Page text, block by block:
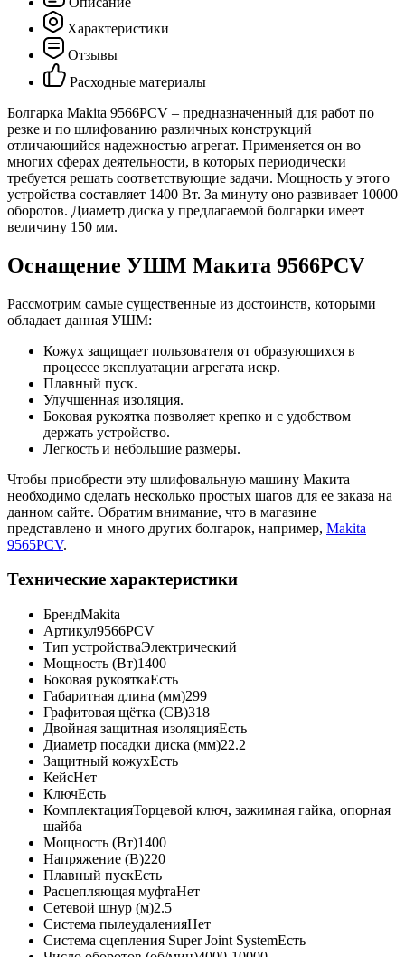
Характеристики
Отзывы
Расходные материалы
Болгарка Makita 9566PCV – предназначенный для работ по
резке и по шлифованию различных конструкций
отличающийся надежностью агрегат. Применяется он во
многих сферах деятельности, в которых периодически
требуется решать соответствующие задачи. Мощность у этого
устройства составляет 1400 Вт. За минуту оно развивает 10000
оборотов. Диаметр диска у предлагаемой болгарки имеет
величину 150 мм.
Оснащение УШМ Макита 9566PCV
Рассмотрим самые существенные из достоинств, которыми
обладает данная УШМ:
Кожух защищает пользователя от образующихся в
процессе эксплуатации агрегата искр.
Плавный пуск.
Улучшенная изоляция.
Боковая рукоятка позволяет крепко и с удобством
держать устройство.
Легкость и небольшие размеры.
Чтобы приобрести эту шлифовальную машину Макита
необходимо сделать несколько простых шагов для ее заказа на
данном сайте. Обратим внимание, что в магазине
представлено и много других болгарок, например, Makita
9565PCV.
Технические характеристики
БрендMakita
Артикул9566PCV
Тип устройстваЭлектрический
Мощность (Вт)1400
Боковая рукояткаЕсть
Габаритная длина (мм)299
Графитовая щётка (CB)318
Двойная защитная изоляцияЕсть
Диаметр посадки диска (мм)22.2
Защитный кожухЕсть
КейсНет
КлючЕсть
КомплектацияТорцевой ключ, зажимная гайка, опорная
шайба
Мощность (Вт)1400
Напряжение (В)220
Плавный пускЕсть
Расцепляющая муфтаНет
Сетевой шнур (м)2.5
Система пылеудаленияНет
Система сцепления Super Joint SystemЕсть